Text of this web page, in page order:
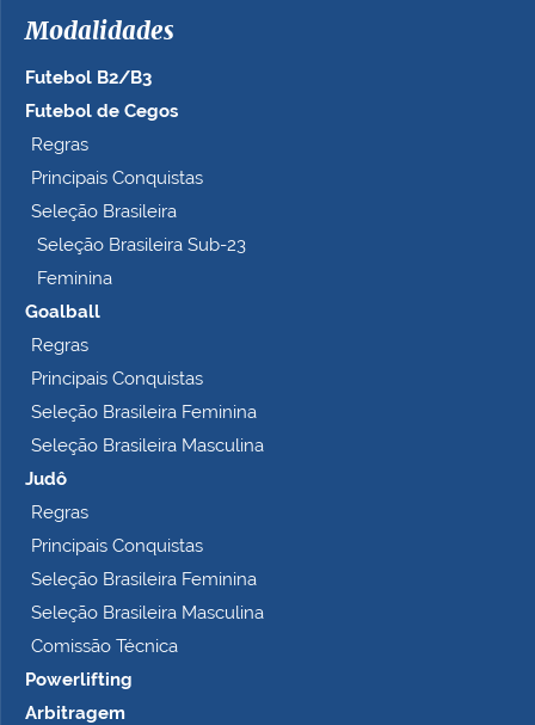
Modalidades
Futebol B2/B3
Futebol de Cegos
Regras
Principais Conquistas
Seleção Brasileira
Seleção Brasileira Sub-23
Feminina
Goalball
Regras
Principais Conquistas
Seleção Brasileira Feminina
Seleção Brasileira Masculina
Judô
Regras
Principais Conquistas
Seleção Brasileira Feminina
Seleção Brasileira Masculina
Comissão Técnica
Powerlifting
Arbitragem